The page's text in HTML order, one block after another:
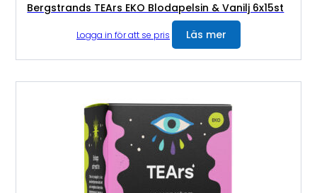
Bergstrands TEArs EKO Blodapelsin & Vanilj 6x15st
Logga in för att se pris Läs mer